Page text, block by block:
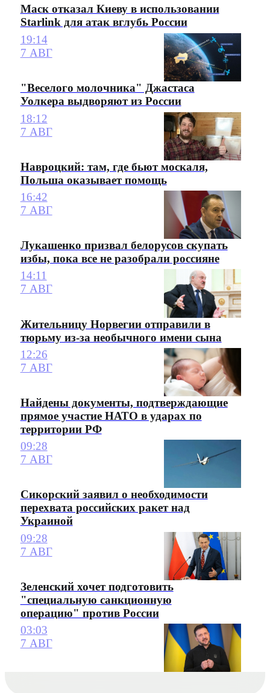
Маск отказал Киеву в использовании
Starlink для атак вглубь России
19:14
7 АВГ
"Веселого молочника" Джастаса
Уолкера выдворяют из России
18:12
7 АВГ
Навроцкий: там, где бьют москаля,
Польша оказывает помощь
16:42
7 АВГ
Лукашенко призвал белорусов скупать
избы, пока все не разобрали россияне
14:11
7 АВГ
Жительницу Норвегии отправили в
тюрьму из-за необычного имени сына
12:26
7 АВГ
Найдены документы, подтверждающие
прямое участие НАТО в ударах по
территории РФ
09:28
7 АВГ
Сикорский заявил о необходимости
перехвата российских ракет над
Украиной
09:28
7 АВГ
Зеленский хочет подготовить
"специальную санкционную
операцию" против России
03:03
7 АВГ